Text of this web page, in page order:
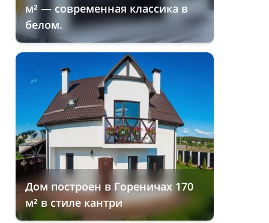
м² — современная классика в
белом.
Дом построен в Гореничах 170
м² в стиле кантри